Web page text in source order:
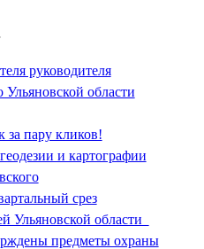
руководителя
области
за пару кликов!
и картографии
срез
Ульяновской области
предметы охраны